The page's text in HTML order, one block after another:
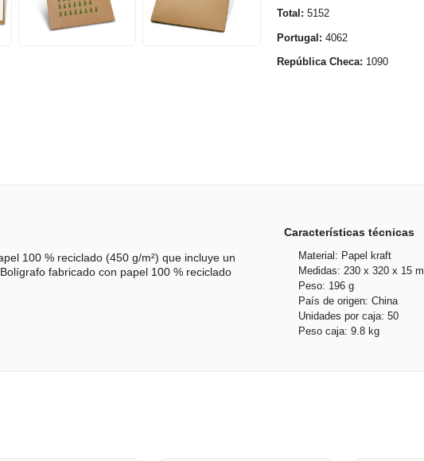
Total: 5152
Portugal: 4062
República Checa: 1090
100 % reciclado (450 g/m²) que incluye un
fabricado con papel 100 % reciclado
Características técnicas
Material: Papel kraft
Medidas: 230 x 320 x 15
Peso: 196 g
País de origen: China
Unidades por caja: 50
Peso caja: 9.8 kg